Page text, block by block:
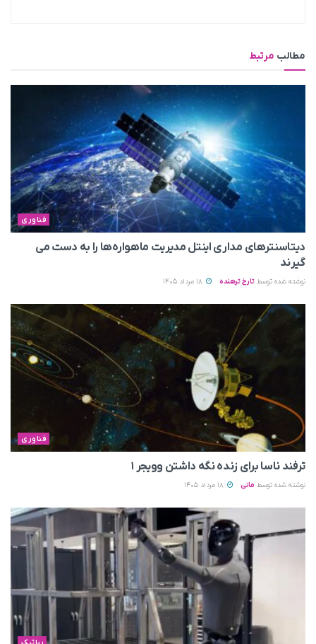
مطالب مرتبط
فناوری
دیتاسنترهای مداری اینتل مدیریت ماهواره‌ها را به دست می‌
گیرند
نوشته شده توسط تارخ ترهنده
فناوری
ترفند ناسا برای زنده نگه داشتن وویجر ۱
نوشته شده توسط مانی